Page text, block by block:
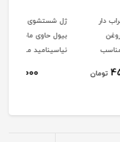
ژل شستشوی اسکراب دار
بیول حاوی ماچا و
نیاسینامید مناسب پوست
میلی لیتر455,000 تومان